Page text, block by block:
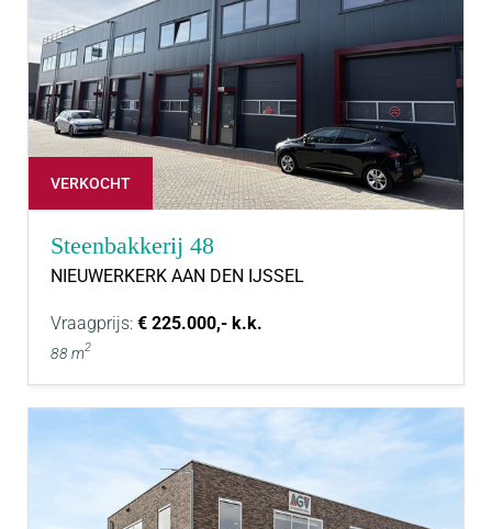
VERKOCHT
Steenbakkerij 48
NIEUWERKERK AAN DEN IJSSEL
Vraagprijs: € 225.000,- k.k.
88 m2